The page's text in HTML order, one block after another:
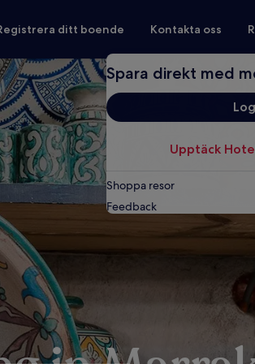
ditt boende Kontakta oss
Spara direkt med
Upptäck
Shoppa resor
Feedback